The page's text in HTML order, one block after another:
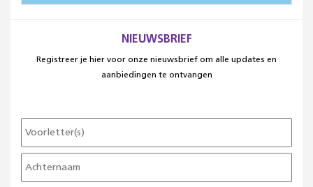
NIEUWSBRIEF
Registreer je hier voor onze nieuwsbrief om alle updates en
aanbiedingen te ontvangen